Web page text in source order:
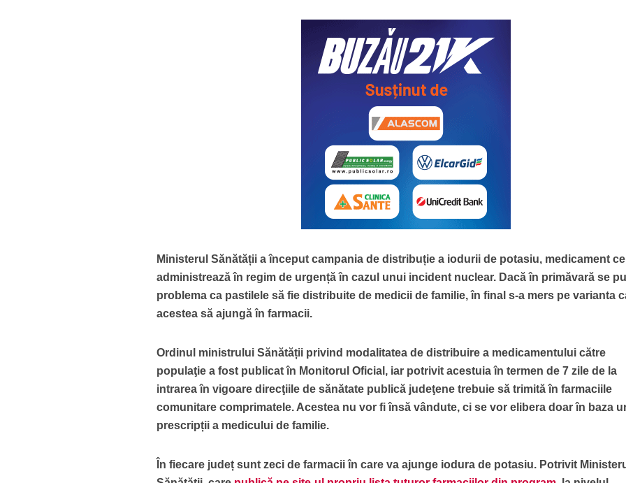
Ministerul Sănătății a început campania de distribuție a iodurii de potasiu, medicament
administrează în regim de urgență în cazul unui incident nuclear. Dacă în primăvară se
problema ca pastilele să fie distribuite de medicii de familie, în final s-a mers pe varianta
acestea să ajungă în farmacii.
Ordinul ministrului Sănătății privind modalitatea dedistribuire a medicamentului către
populaţie a fost publicat în Monitorul Oficial, iar potrivit acestuia în termen de 7 zile de la
intrarea în vigoaredirecţiile de sănătate publică judeţene trebuie să trimită în farmaciile
comunitare comprimatele. Acestea nu vor fi însă vândute, ci se vor elibera doar în baza
prescripții a medicului de familie.
În fiecare județ sunt zeci de farmacii în care va ajunge iodura de potasiu. Potrivit